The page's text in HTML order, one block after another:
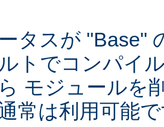
タスが "Base"
トでコンパイ
モジュールを
常は利用可能